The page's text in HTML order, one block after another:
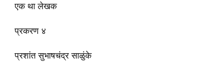
एक था लेखक
प्रकरण ४
प्रशांत सुभाषचंद्र साळुंके